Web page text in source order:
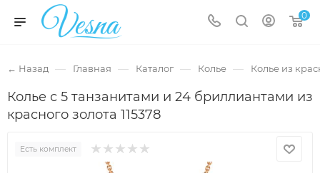
0
← Назад — Главная — Каталог — Колье — Колье из
Колье с 5 танзанитами и 24 бриллиантами из
красного золота 115378
Есть комплект